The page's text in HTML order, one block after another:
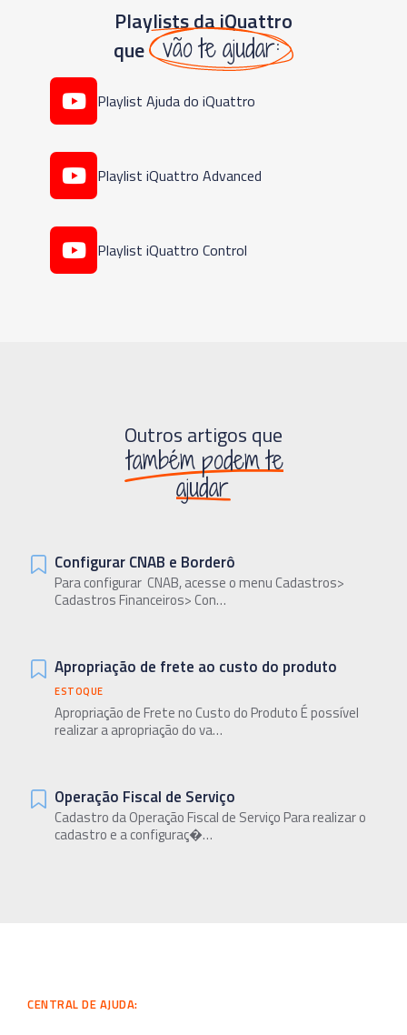
Playlists da iQuattro
que vão te ajudar:
Playlist Ajuda do iQuattro
Playlist iQuattro Advanced
Playlist iQuattro Control
Outros artigos que
também podem te
ajudar
Configurar CNAB e Borderô
Para configurar CNAB, acesse o menu Cadastros>
Cadastros Financeiros> Con…
Apropriação de frete ao custo do produto
ESTOQUE
Apropriação de Frete no Custo do Produto É possível
realizar a apropriação do va…
Operação Fiscal de Serviço
Cadastro da Operação Fiscal de Serviço Para realizar o
cadastro e a configuraç�…
CENTRAL DE AJUDA: